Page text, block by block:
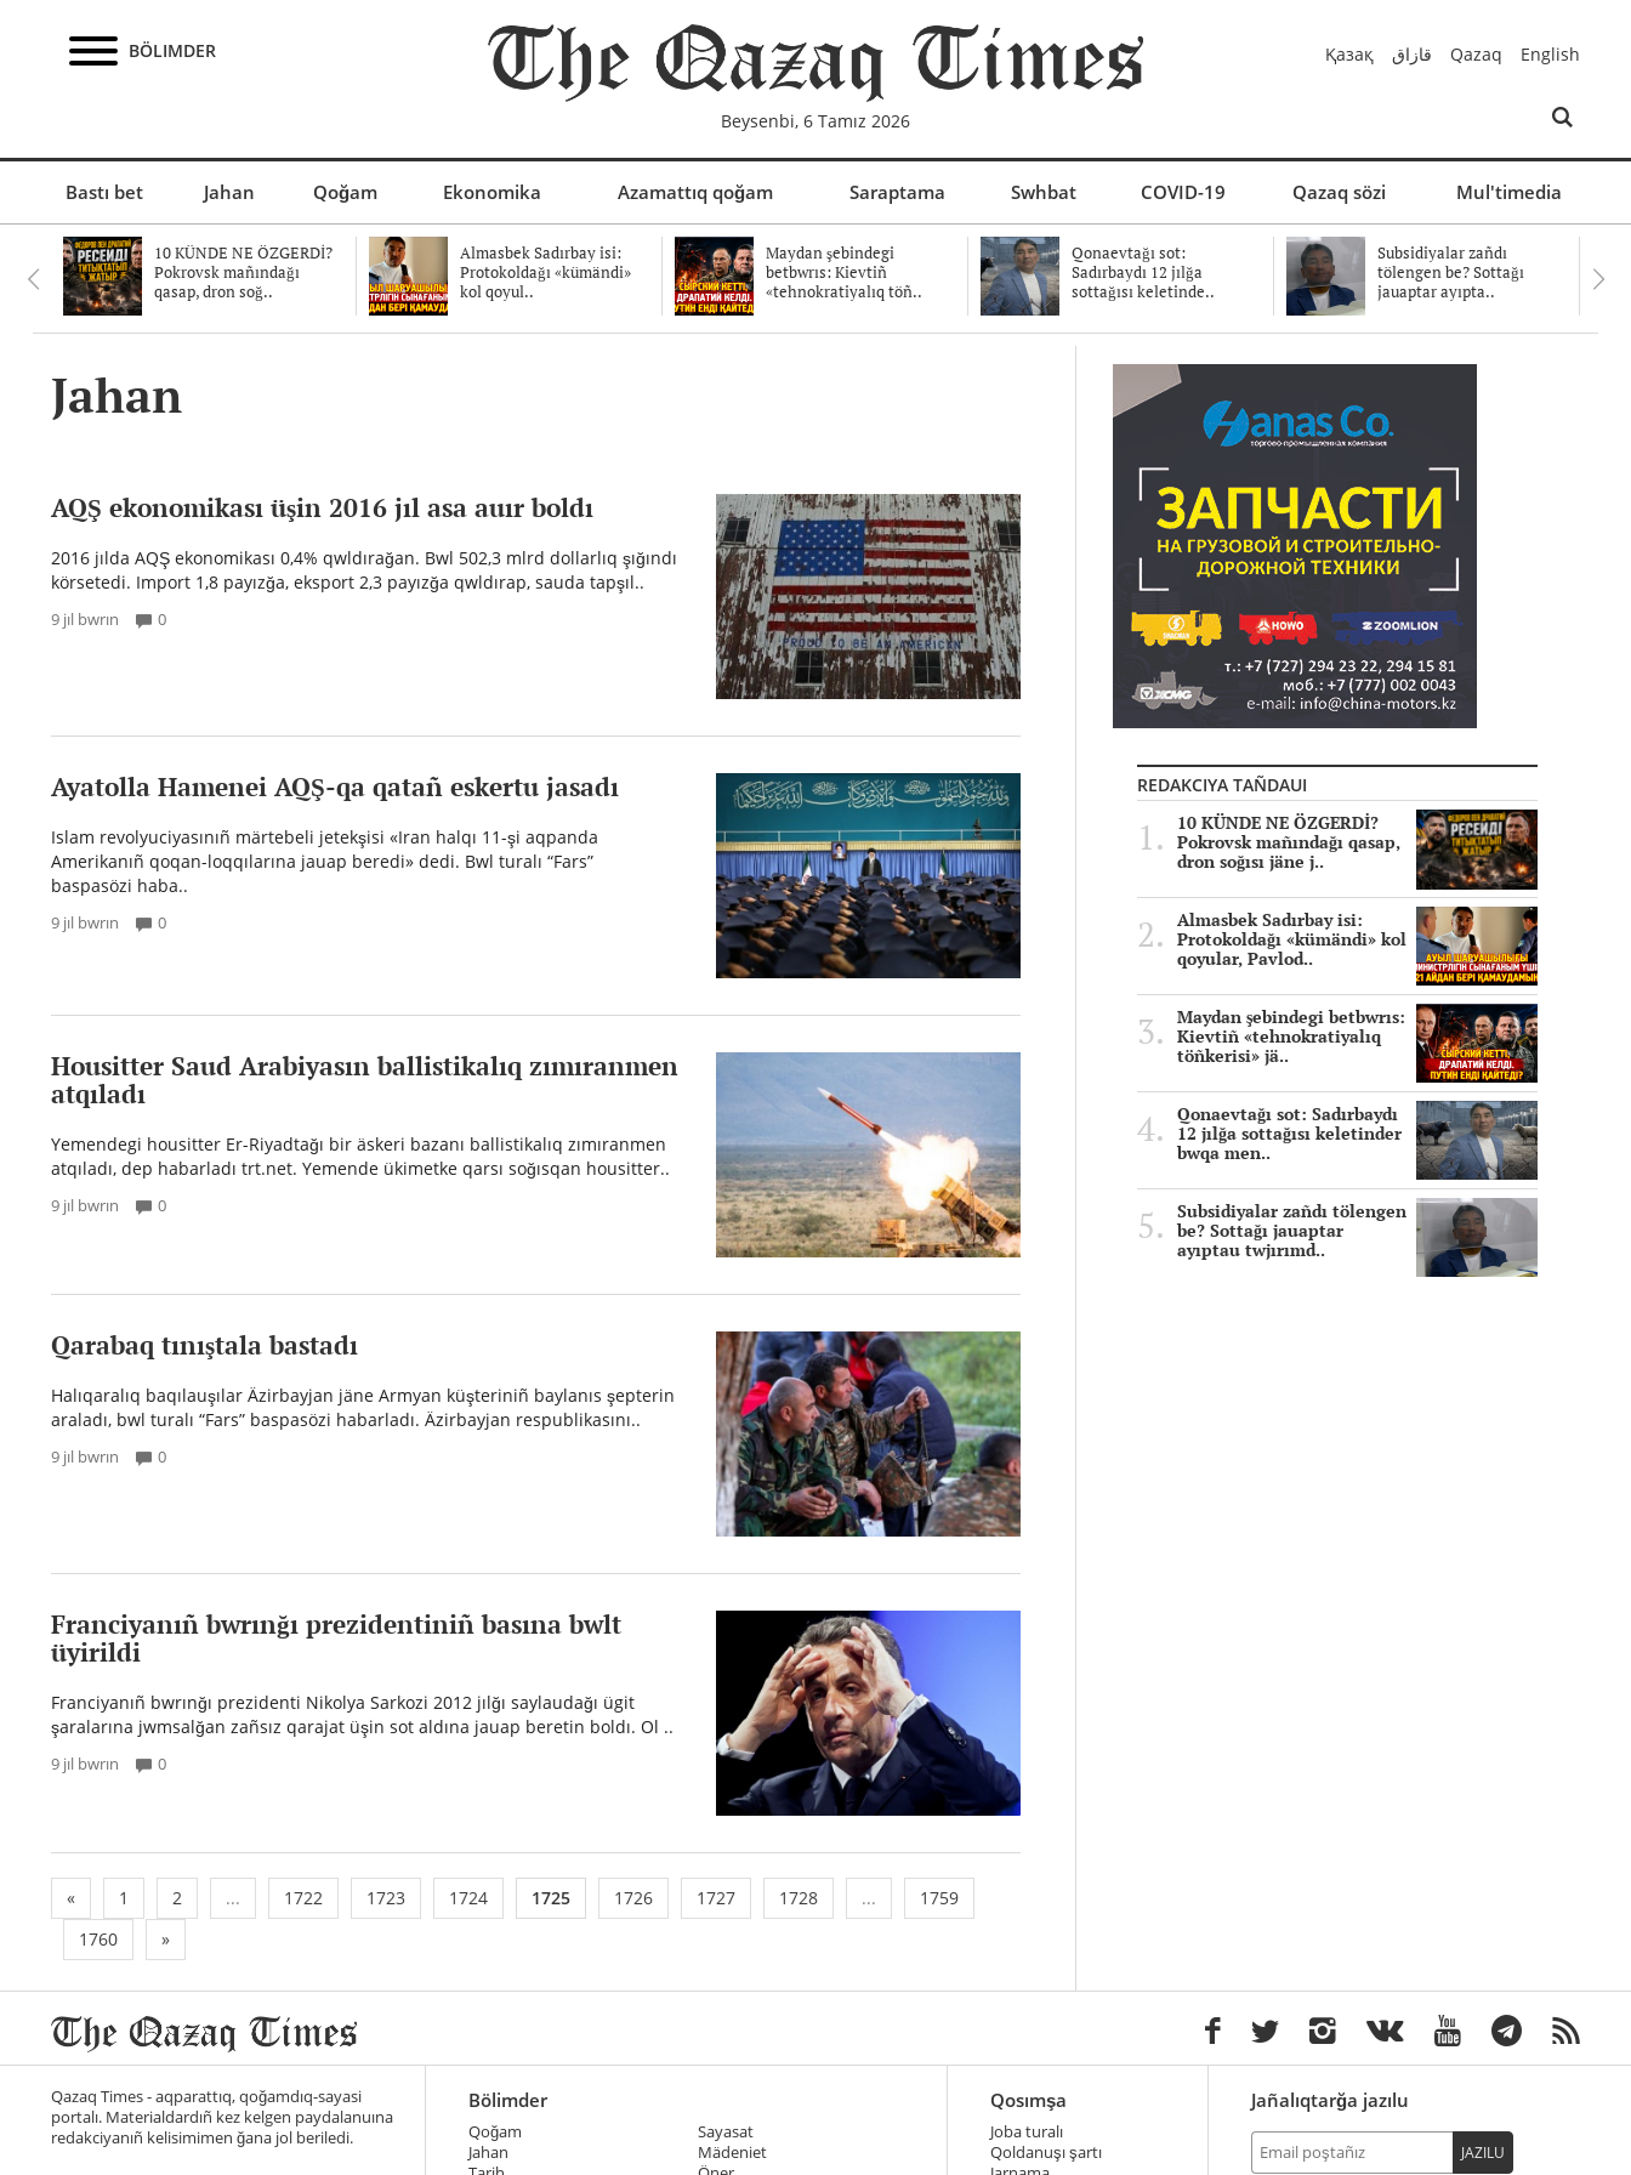
BÖLIMDER
Beysenbi, 6 Tamız 2026
Қазақ قازاق Qazaq English
Bastı bet Jahan Qoğam Ekonomika Azamattıq qoğam Saraptama Swhbat COVID-19 Qazaq sözi Mul'timedia
10 KÜNDE NE ÖZGERDİ?
Pokrovsk mañındağı
qasap, dron soğ..
Almasbek Sadırbay isi:
Protokoldağı «kümändi»
kol qoyul..
Maydan şebindegi
betbwrıs: Kievtiñ
«tehnokratiyalıq töñ..
Qonaevtağı sot:
Sadırbaydı 12 jılğa
sottağısı keletinde..
Subsidiyalar zañdı
tölengen be? Sottağı
jauaptar ayıpta..
Jahan
AQŞ ekonomikası üşin 2016 jıl asa auır boldı
2016 jılda AQŞ ekonomikası 0,4% qwldırağan. Bwl 502,3 mlrd dollarlıq şığındı
körsetedi. Import 1,8 payızğa, eksport 2,3 payızğa qwldırap, sauda tapşıl..
9 jıl bwrın 0
Ayatolla Hamenei AQŞ-qa qatañ eskertu jasadı
Islam revolyuciyasınıñ märtebeli jetekşisi «Iran halqı 11-şi aqpanda
Amerikanıñ qoqan-loqqılarına jauap beredi» dedi. Bwl turalı “Fars”
baspasözi haba..
9 jıl bwrın 0
Housitter Saud Arabiyasın ballistikalıq zımıranmen
atqıladı
Yemendegi housitter Er-Riyadtağı bir äskeri bazanı ballistikalıq zımıranmen
atqıladı, dep habarladı trt.net. Yemende ükimetke qarsı soğısqan housitter..
9 jıl bwrın 0
Qarabaq tınıştala bastadı
Halıqaralıq baqılauşılar Äzirbayjan jäne Armyan küşteriniñ baylanıs şepterin
araladı, bwl turalı “Fars” baspasözi habarladı. Äzirbayjan respublikasını..
9 jıl bwrın 0
Franciyanıñ bwrınğı prezidentiniñ basına bwlt
üyirildi
Franciyanıñ bwrınğı prezidenti Nikolya Sarkozi 2012 jılğı saylaudağı ügit
şaralarına jwmsalğan zañsız qarajat üşin sot aldına jauap beretin boldı. Ol ..
9 jıl bwrın 0
« 1 2 ... 1722 1723 1724 1725 1726 1727 1728 ...
1759
1760
»
REDAKCIYA TAÑDAUI
10 KÜNDE NE ÖZGERDİ?
Pokrovsk mañındağı qasap,
dron soğısı jäne j..
Almasbek Sadırbay isi:
Protokoldağı «kümändi» kol
qoyular, Pavlod..
Maydan şebindegi betbwrıs:
Kievtiñ «tehnokratiyalıq
töñkerisi» jä..
Qonaevtağı sot: Sadırbaydı
12 jılğa sottağısı keletinder
bwqa men..
Subsidiyalar zañdı tölengen
be? Sottağı jauaptar
ayıptau twjırımd..
Qazaq Times - aqparattıq, qoğamdıq-sayasi
portalı. Materialdardıñ kez kelgen paydalanuına
redakciyanıñ kelisimimen ğana jol beriledi.
Bölimder
Qoğam
Jahan
Sayasat
Mädeniet
Qosımşa
Joba turalı
Qoldanuşı şartı
Jañalıqtarğa jazılu
JAZILU